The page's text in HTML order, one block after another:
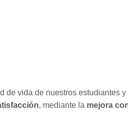
de vida de nuestros estudiantes y
, mediante la mejora